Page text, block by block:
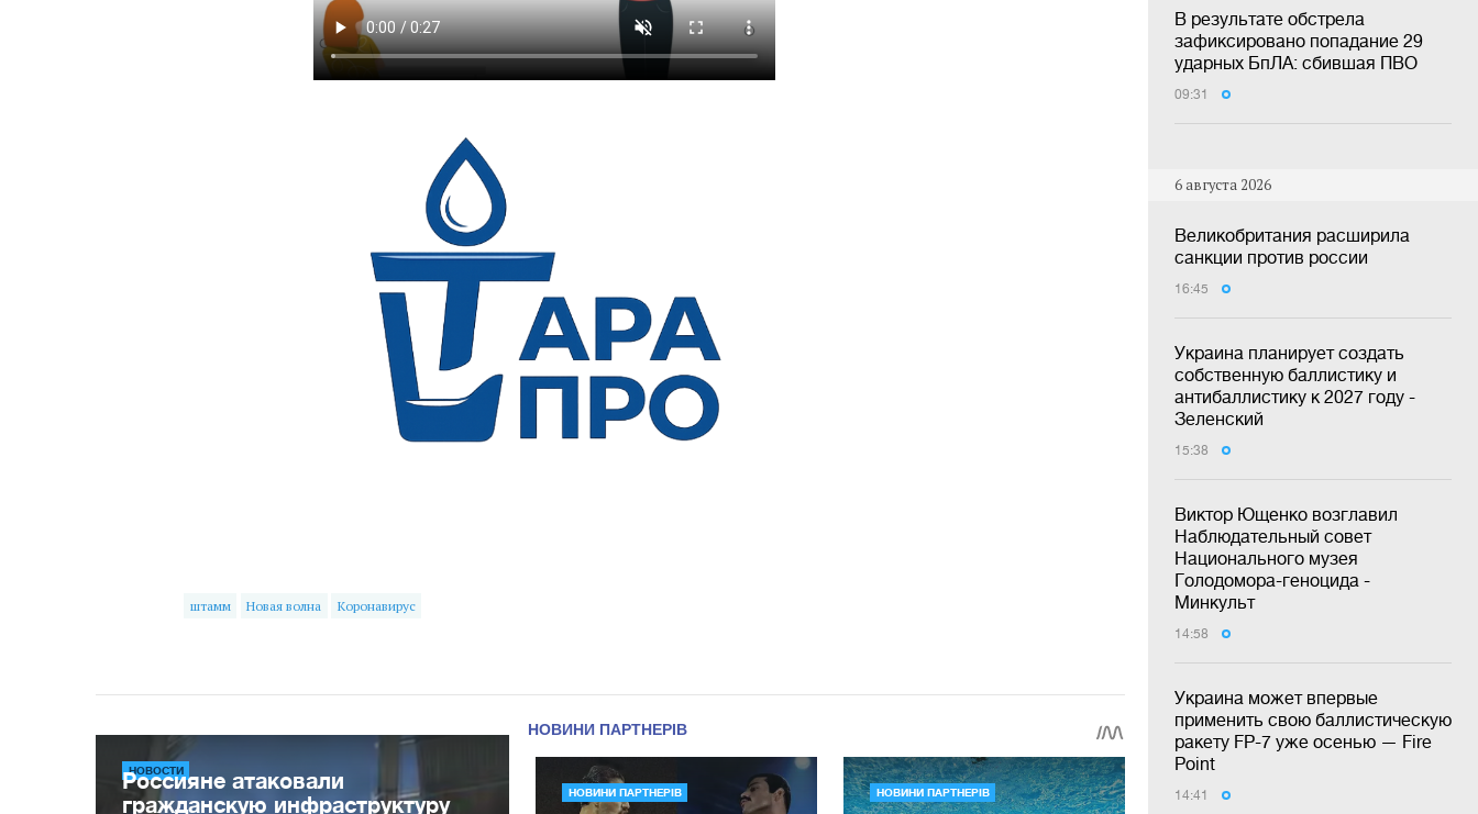
В результате обстрела
зафиксировано попадание 29
ударных БпЛА: сбившая ПВО
09:31
6 августа 2026
Великобритания расширила
санкции против россии
16:45
Украина планирует создать
собственную баллистику и
антибаллистику к 2027 году -
Зеленский
15:38
Виктор Ющенко возглавил
Наблюдательный совет
Национального музея
Голодомора-геноцида -
Минкульт
14:58
Украина может впервые
применить свою баллистическую
ракету FP-7 уже осенью — Fire
Point
14:41
штамм Новая волна Коронавирус
НОВОСТИ
Россияне атаковали
гражданскую инфраструктуру